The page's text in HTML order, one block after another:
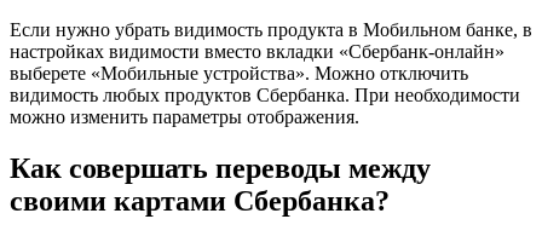
Если нужно убрать видимость продукта в Мобильном банке, в
настройках видимости вместо вкладки «Сбербанк-онлайн»
выберете «Мобильные устройства». Можно отключить
видимость любых продуктов Сбербанка. При необходимости
можно изменить параметры отображения.
Как совершать переводы между
своими картами Сбербанка?